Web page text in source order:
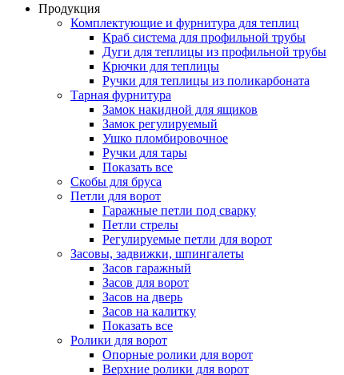
Продукция
Комплектующие и фурнитура для теплиц
Краб система для профильной трубы
Дуги для теплицы из профильной трубы
Крючки для теплицы
Ручки для теплицы из поликарбоната
Тарная фурнитура
Замок накидной для ящиков
Замок регулируемый
Ушко пломбировочное
Ручки для тары
Показать все
Скобы для бруса
Петли для ворот
Гаражные петли под сварку
Петли стрелы
Регулируемые петли для ворот
Засовы, задвижки, шпингалеты
Засов гаражный
Засов для ворот
Засов на дверь
Засов на калитку
Показать все
Ролики для ворот
Опорные ролики для ворот
Верхние ролики для ворот